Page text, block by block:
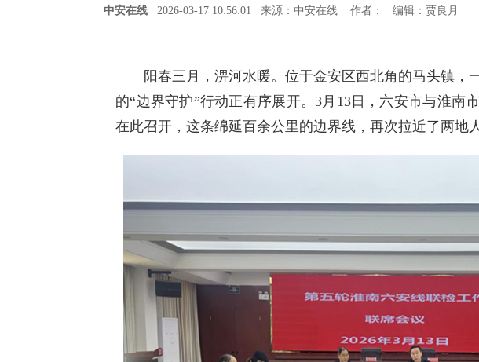
中安在线 2026-03-17 10:56:01 来源：中安在线 作者： 编辑：贾良月
阳春三月，淠河水暖。位于金安区西北角的马头镇，
的“边界守护”行动正有序展开。3月13日，六安市与淮南
在此召开，这条绵延百余公里的边界线，再次拉近了两地